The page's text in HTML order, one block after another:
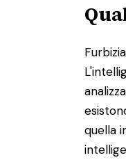
quella